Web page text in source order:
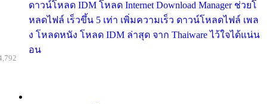
ดาวน์โหลด IDM โหลด Internet Download Manager ช่วยโ
หลดไฟล์ เร็วขึ้น 5 เท่า เพิ่มความเร็ว ดาวน์โหลดไฟล์ เพล
ง โหลดหนัง โหลด IDM ล่าสุด จาก Thaiware ไว้ใจได้แน่น
อน